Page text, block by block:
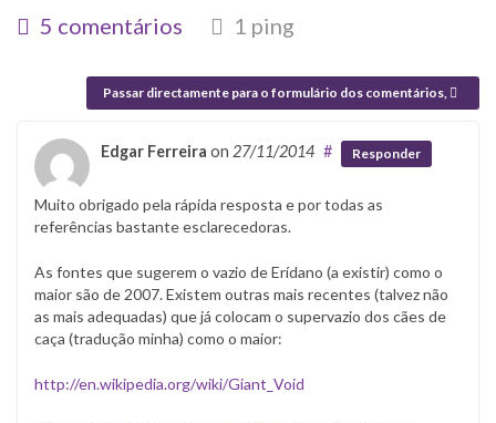
5 comentários 1 ping
Passar directamente para o formulário dos comentários,
Edgar Ferreira on 27/11/2014 # Responder
Muito obrigado pela rápida resposta e por todas as
referências bastante esclarecedoras.
As fontes que sugerem o vazio de Erídano (a existir) como o
maior são de 2007. Existem outras mais recentes (talvez não
as mais adequadas) que já colocam o supervazio dos cães de
caça (tradução minha) como o maior:
http://en.wikipedia.org/wiki/Giant_Void